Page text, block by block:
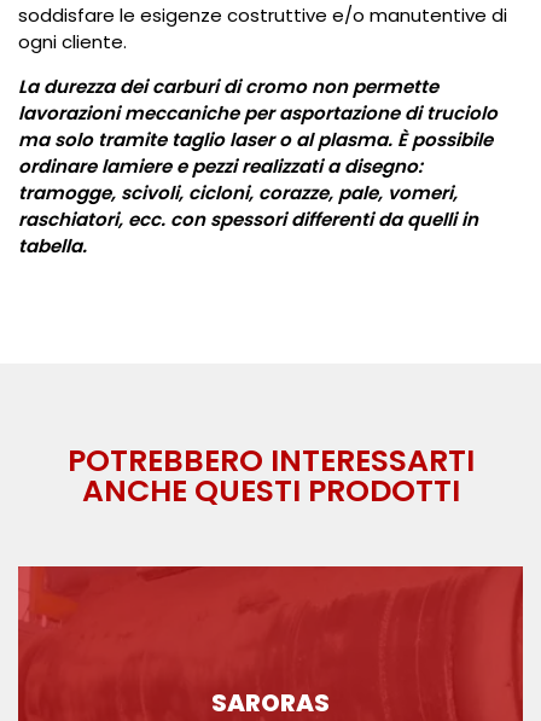
soddisfare le esigenze costruttive e/o manutentive di
ogni cliente.
La durezza dei carburi di cromo non permette
lavorazioni meccaniche per asportazione di truciolo
ma solo tramite taglio laser o al plasma. È possibile
ordinare lamiere e pezzi realizzati a disegno:
tramogge, scivoli, cicloni, corazze, pale, vomeri,
raschiatori, ecc. con spessori differenti da quelli in
tabella.
POTREBBERO INTERESSARTI
ANCHE QUESTI PRODOTTI
SARORAS